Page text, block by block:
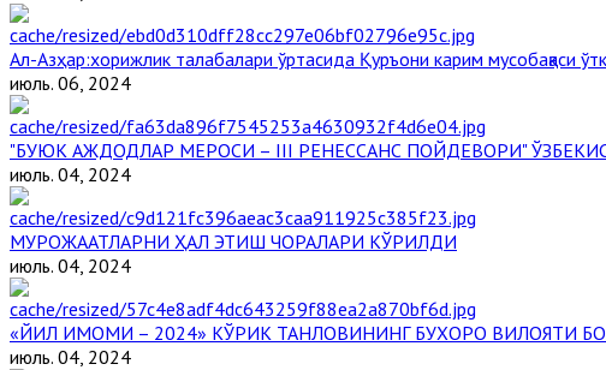
Aл-Aзҳар:хорижлик талабалари ўртасида Қуръони карим мусобақаси
июль. 06, 2024
"БУЮК АЖДОДЛАР МЕРОСИ – III РЕНЕССАНС ПОЙДЕВОРИ"
июль. 04, 2024
МУРОЖААТЛАРНИ ҲАЛ ЭТИШ ЧОРАЛАРИ КЎРИЛДИ
июль. 04, 2024
«ЙИЛ ИМОМИ – 2024» КЎРИК ТАНЛОВИНИНГ БУХОРО ВИЛОЯТИ
июль. 04, 2024